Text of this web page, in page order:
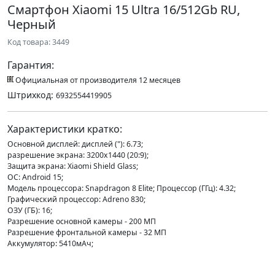
Смартфон Xiaomi 15 Ultra 16/512Gb RU,
Черный
Код товара: 3449
Гарантия:
Официальная от производителя 12 месяцев
Штрихкод: 6932554419905
Характеристики кратко:
Основной дисплей: дисплей ("): 6.73;
разрешение экрана: 3200х1440 (20:9);
Защита экрана: Xiaomi Shield Glass;
ОС: Android 15;
Модель процессора: Snapdragon 8 Elite; Процессор (ГГц): 4.32;
Графический процессор: Adreno 830;
ОЗУ (ГБ): 16;
Разрешение основной камеры - 200 МП
Разрешение фронтальной камеры - 32 МП
Аккумулятор: 5410мАч;